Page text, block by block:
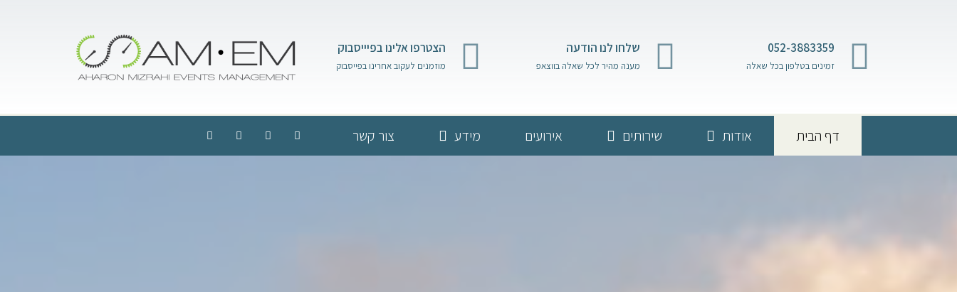
052-3883359
זמינים בטלפון בכל שאלה
שלחו לנו הודעה
מענה מהיר לכל שאלה בווצאפ
הצטרפו אלינו בפיייסבוק
מוזמנים לעקוב אחרינו בפייסבוק
דף הבית אודות שירותים אירועים מידע צור קשר